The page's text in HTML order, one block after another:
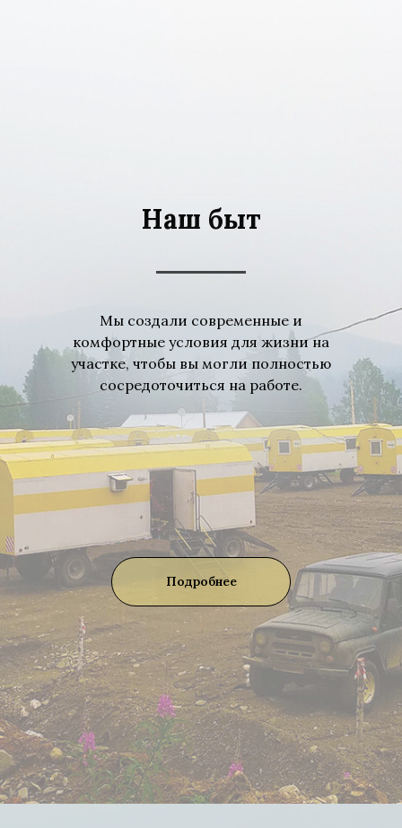
Наш быт
Мы создали современные и
комфортные условия для жизни на
участке, чтобы вы могли полностью
сосредоточиться на работе.
Подробнее